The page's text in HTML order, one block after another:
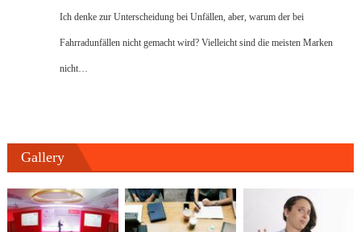
Ich denke zur Unterscheidung bei Unfällen, aber, warum der bei
Fahrradunfällen nicht gemacht wird? Vielleicht sind die meisten Marken
nicht…
Gallery